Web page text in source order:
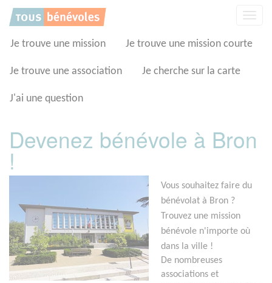
Je trouve une mission Je trouve une mission courte
Je trouve une association Je cherche sur la carte
J'ai une question
Devenez bénévole à Bron
!
Vous souhaitez faire du
bénévolat à Bron ?
Trouvez une mission
bénévole n'importe où
dans la ville !
De nombreuses
associations et
Panneau de gestion des cookies